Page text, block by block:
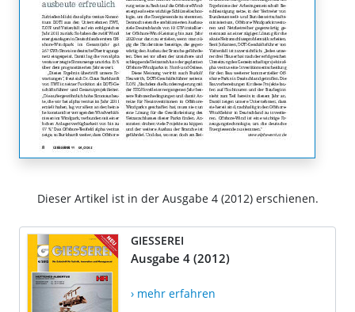
Dieser Artikel ist in der Ausgabe 4 (2012) erschienen.
GIESSEREI
Ausgabe 4 (2012)
› mehr erfahren